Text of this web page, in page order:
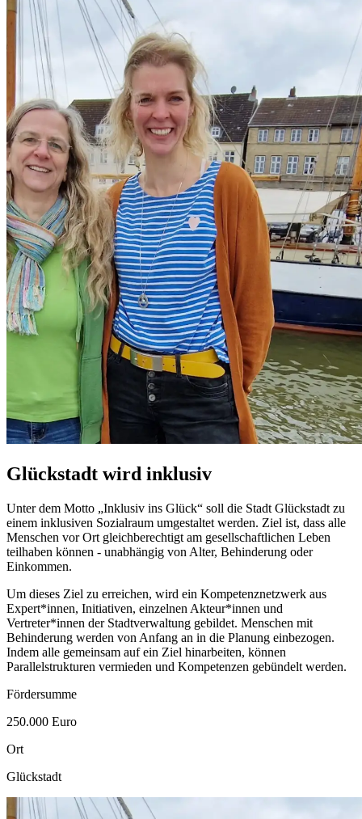
Glückstadt wird inklusiv
Unter dem Motto „Inklusiv ins Glück“ soll die Stadt Glückstadt zu
einem inklusiven Sozialraum umgestaltet werden. Ziel ist, dass alle
Menschen vor Ort gleichberechtigt am gesellschaftlichen Leben
teilhaben können - unabhängig von Alter, Behinderung oder
Einkommen.
Um dieses Ziel zu erreichen, wird ein Kompetenznetzwerk aus
Expert*innen, Initiativen, einzelnen Akteur*innen und
Vertreter*innen der Stadtverwaltung gebildet. Menschen mit
Behinderung werden von Anfang an in die Planung einbezogen.
Indem alle gemeinsam auf ein Ziel hinarbeiten, können
Parallelstrukturen vermieden und Kompetenzen gebündelt werden.
Fördersumme
250.000 Euro
Ort
Glückstadt